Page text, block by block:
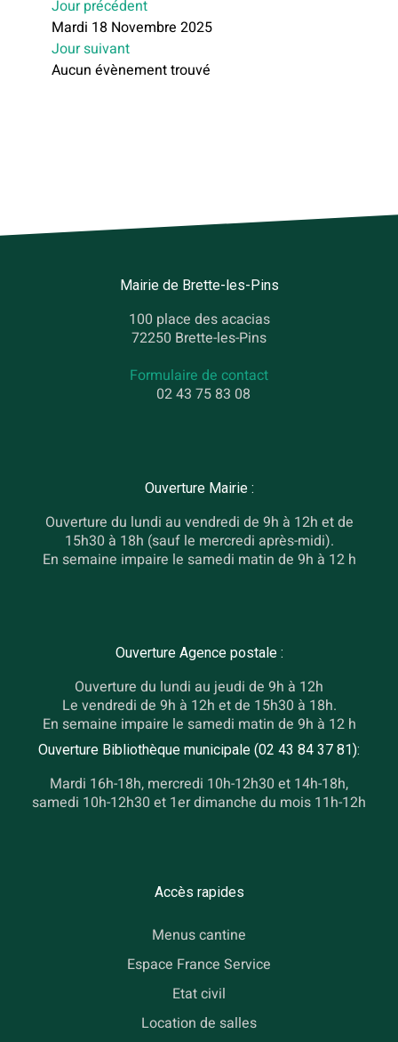
Jour précédent
Mardi 18 Novembre 2025
Jour suivant
Aucun évènement trouvé
Mairie de Brette-les-Pins
100 place des acacias
72250 Brette-les-Pins
Formulaire de contact
02 43 75 83 08
Ouverture Mairie :
Ouverture du lundi au vendredi de 9h à 12h et de
15h30 à 18h (sauf le mercredi après-midi).
En semaine impaire le samedi matin de 9h à 12 h
Ouverture Agence postale :
Ouverture du lundi au jeudi de 9h à 12h
Le vendredi de 9h à 12h et de 15h30 à 18h.
En semaine impaire le samedi matin de 9h à 12 h
Ouverture Bibliothèque municipale (02 43 84 37 81):
Mardi 16h-18h, mercredi 10h-12h30 et 14h-18h,
samedi 10h-12h30 et 1er dimanche du mois 11h-12h
Accès rapides
Menus cantine
Espace France Service
Etat civil
Location de salles